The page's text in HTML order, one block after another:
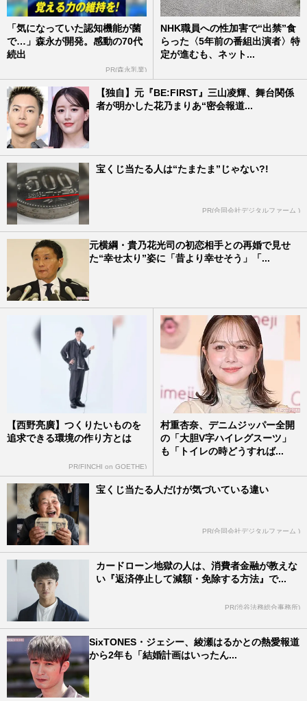
「気になっていた認知機能が菌
で…」森永が開発。感動の70代
続出
PR(森永乳業)
NHK職員への性加害で“出禁”食
らった〈5年前の番組出演者〉特
定が進むも、ネット...
【独自】元『BE:FIRST』三山凌輝、舞台関係
者が明かした花乃まりあ“密会報道...
宝くじ当たる人は“たまたま”じゃない?!
PR(合同会社デジタルファーム )
元横綱・貴乃花光司の初恋相手との再婚で見せ
た“幸せ太り”姿に「昔より幸せそう」「...
【西野亮廣】つくりたいものを
追求できる環境の作り方とは
PR(FINCHI on GOETHE)
村重杏奈、デニムジッパー全開
の「大胆V字ハイレグスーツ」
も「トイレの時どうすれば...
宝くじ当たる人だけが気づいている違い
PR(合同会社デジタルファーム )
カードローン地獄の人は、消費者金融が教えな
い『返済停止して減額・免除する方法』で...
PR(渋谷法務総合事務所)
SixTONES・ジェシー、綾瀬はるかとの熱愛報道
から2年も「結婚計画はいったん...